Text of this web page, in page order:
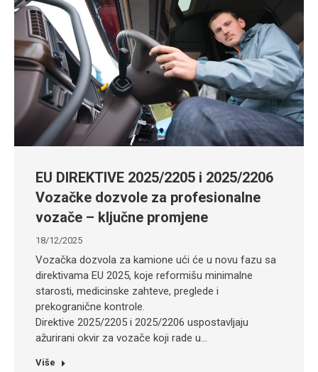
EU DIREKTIVE 2025/2205 i 2025/2206
Vozačke dozvole za profesionalne
vozače – ključne promjene
18/12/2025
Vozačka dozvola za kamione ući će u novu fazu sa
direktivama EU 2025, koje reformišu minimalne
starosti, medicinske zahteve, preglede i
prekogranične kontrole.
Direktive 2025/2205 i 2025/2206 uspostavljaju
ažurirani okvir za vozače koji rade u…
Više